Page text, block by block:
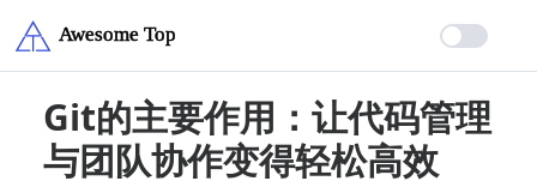
Git的主要作用：让代码管理
与团队协作变得轻松高效